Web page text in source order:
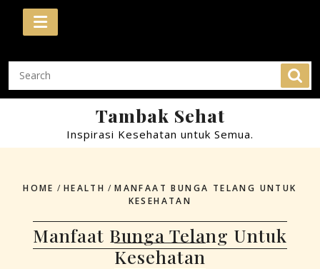
Skip
Tambak Sehat
Inspirasi Kesehatan untuk Semua.
HOME / HEALTH /MANFAAT BUNGA TELANG UNTUK
KESEHATAN
Manfaat Bunga Telang Untuk
Kesehatan